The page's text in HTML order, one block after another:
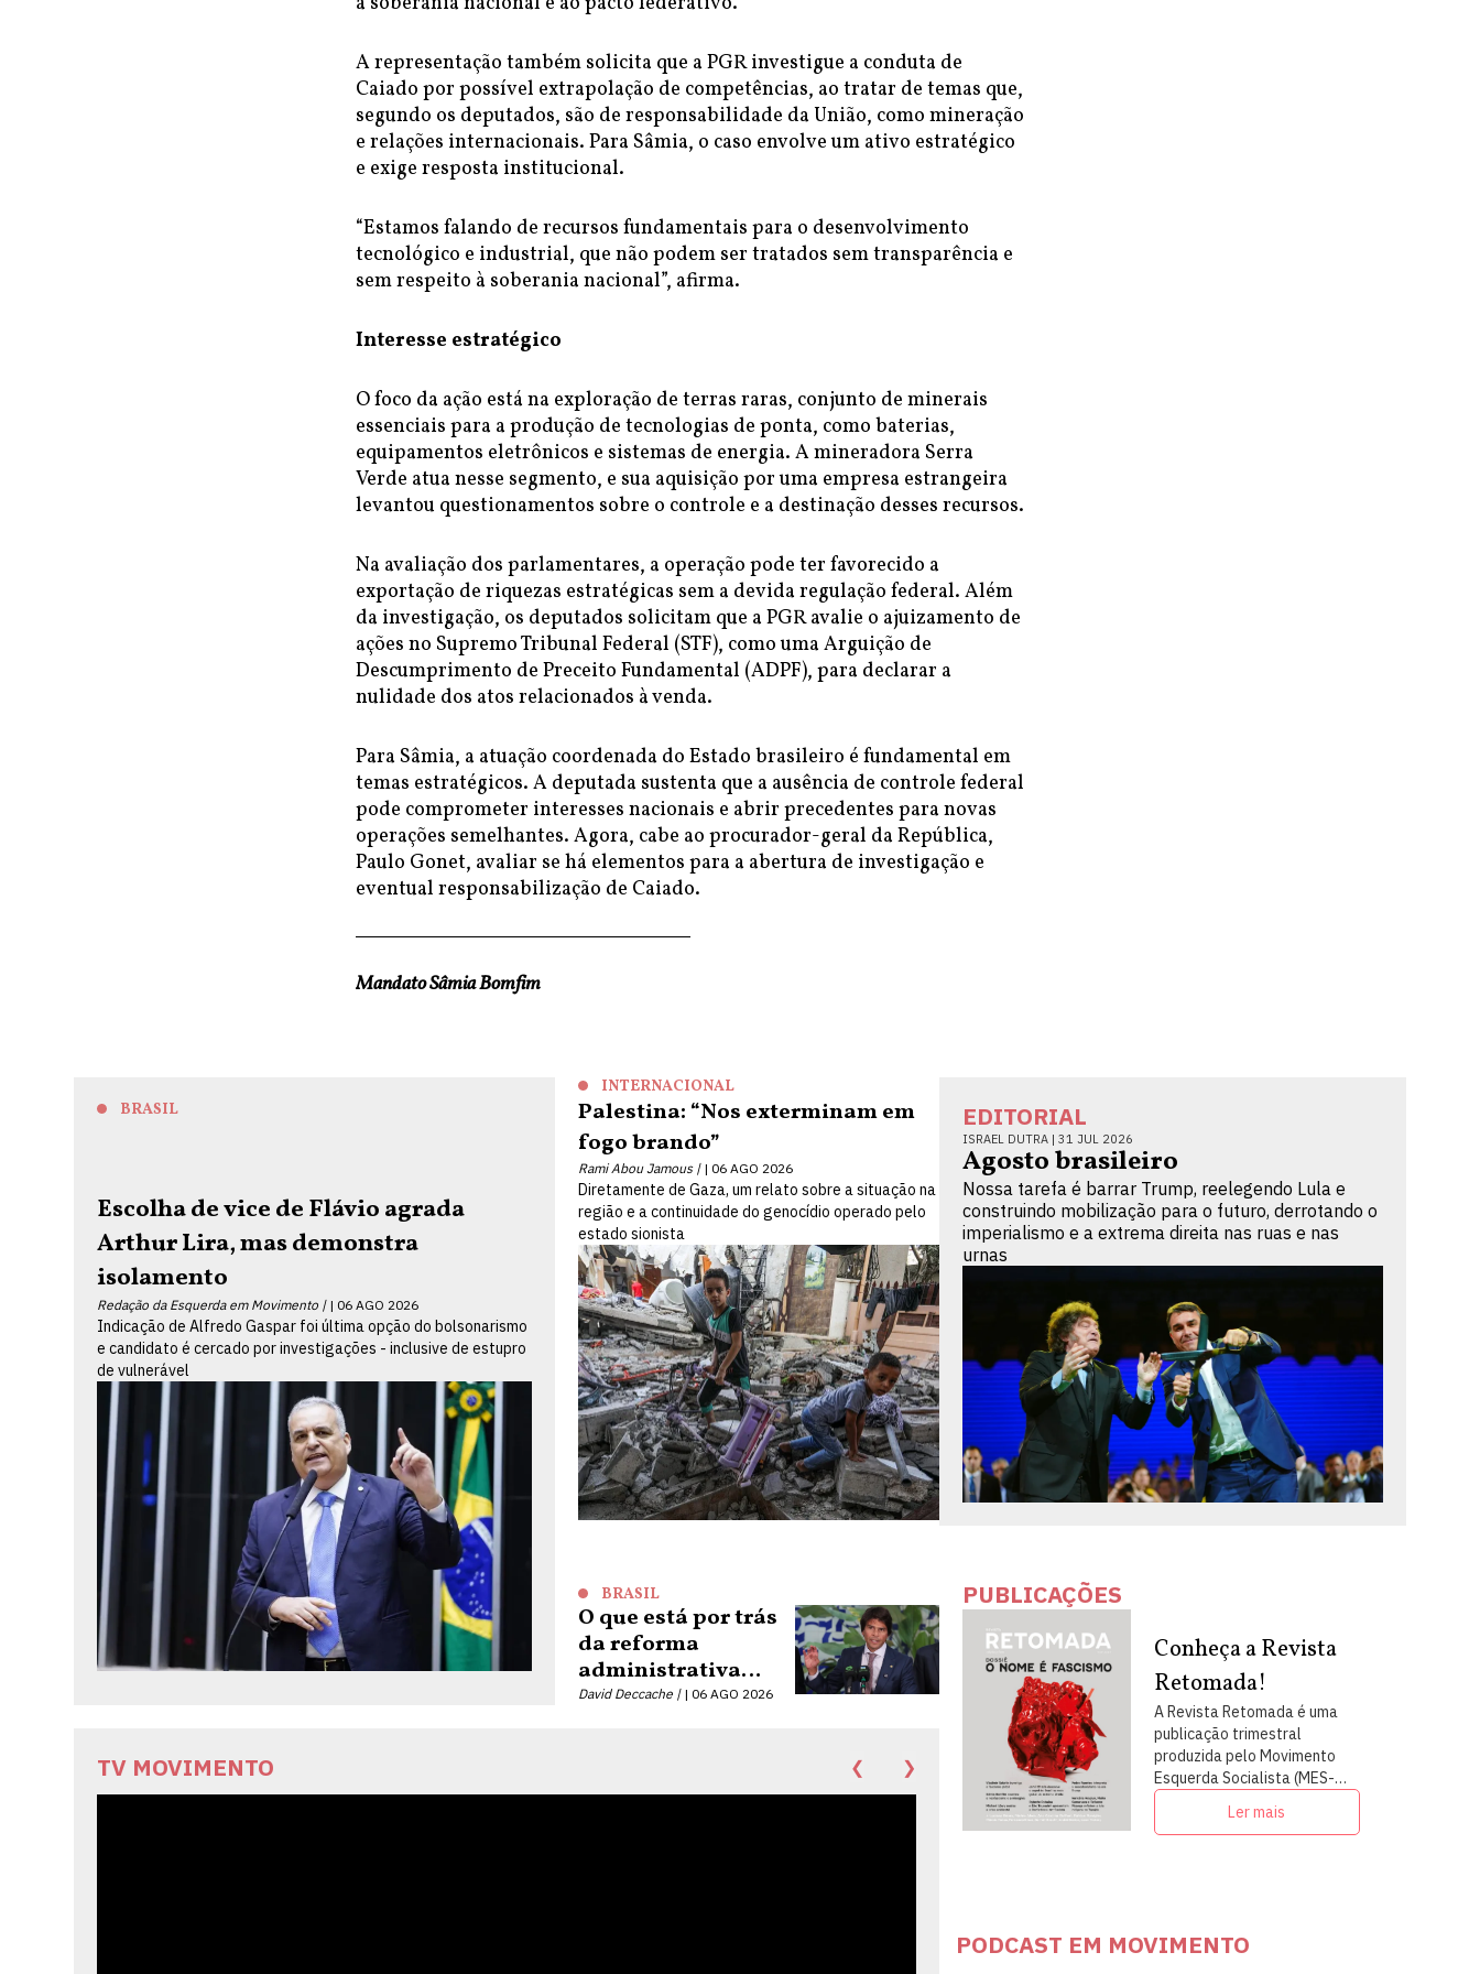
A representação também solicita que a PGR investigue a conduta de
Caiado por possível extrapolação de competências, ao tratar de temas que,
segundo os deputados, são de responsabilidade da União, como mineração
e relações internacionais. Para Sâmia, o caso envolve um ativo estratégico
e exige resposta institucional.
“Estamos falando de recursos fundamentais para o desenvolvimento
tecnológico e industrial, que não podem ser tratados sem transparência e
sem respeito à soberania nacional”, afirma.
Interesse estratégico
O foco da ação está na exploração de terras raras, conjunto de minerais
essenciais para a produção de tecnologias de ponta, como baterias,
equipamentos eletrônicos e sistemas de energia. A mineradora Serra
Verde atua nesse segmento, e sua aquisição por uma empresa estrangeira
levantou questionamentos sobre o controle e a destinação desses recursos.
Na avaliação dos parlamentares, a operação pode ter favorecido a
exportação de riquezas estratégicas sem a devida regulação federal. Além
da investigação, os deputados solicitam que a PGR avalie o ajuizamento de
ações no Supremo Tribunal Federal (STF), como uma Arguição de
Descumprimento de Preceito Fundamental (ADPF), para declarar a
nulidade dos atos relacionados à venda.
Para Sâmia, a atuação coordenada do Estado brasileiro é fundamental em
temas estratégicos. A deputada sustenta que a ausência de controle federal
pode comprometer interesses nacionais e abrir precedentes para novas
operações semelhantes. Agora, cabe ao procurador-geral da República,
Paulo Gonet, avaliar se há elementos para a abertura de investigação e
eventual responsabilização de Caiado.
Mandato Sâmia Bomfim
BRASIL
Escolha de vice de Flávio agrada
Arthur Lira, mas demonstra
isolamento
Redação da Esquerda em Movimento | 06 AGO 2026
Indicação de Alfredo Gaspar foi última opção do bolsonarismo
e candidato é cercado por investigações - inclusive de estupro
de vulnerável
INTERNACIONAL
Palestina: “Nos exterminam em
fogo brando”
Rami Abou Jamous | 06 AGO 2026
Diretamente de Gaza, um relato sobre a situação na
região e a continuidade do genocídio operado pelo
estado sionista
BRASIL
O que está por trás
da reforma
administrativa
liderada por Pedro
David Deccache | 06 AGO 2026
TV MOVIMENTO ❮ ❯
EDITORIAL
ISRAEL DUTRA | 31 JUL 2026
Agosto brasileiro
Nossa tarefa é barrar Trump, reelegendo Lula e
construindo mobilização para o futuro, derrotando o
imperialismo e a extrema direita nas ruas e nas
urnas
PUBLICAÇÕES
Conheça a Revista
Retomada!
A Revista Retomada é uma
publicação trimestral
produzida pelo Movimento
Esquerda Socialista (MES-
PSOL) em articulação com
intelectuais, militantes e
Ler mais
PODCAST EM MOVIMENTO